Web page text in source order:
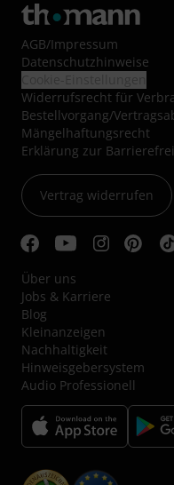
AGB/Impressum
Datenschutzhinweise
Widerrufsrecht für
Bestellvorgang/
Mängelhaftungsrecht
Erklärung zur
Vertrag widerrufen
Über uns
Jobs & Karriere
Blog
Kleinanzeigen
Nachhaltigkeit
Hinweisgebersystem
Audio Professionell